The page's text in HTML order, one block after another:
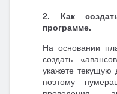
2. Как
программе.
На основании
создать
укажете текущую
поэтому